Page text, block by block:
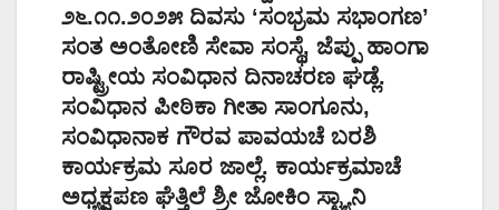
೨೬.೧೧.೨೦೨೫ ದಿವಸು ‘ಸಂಭ್ರಮ ಸಭಾಂಗಣ’
ಸಂತ ಅಂತೋಣಿ ಸೇವಾ ಸಂಸ್ಥೆ, ಜೆಪ್ಪು ಹಾಂಗಾ
ರಾಷ್ಟ್ರೀಯ ಸಂವಿಧಾನ ದಿನಾಚರಣ ಘಡ್ಲೆ.
ಸಂವಿಧಾನ ಪೀಠಿಕಾ ಗೀತಾ ಸಾಂಗೂನು,
ಸಂವಿಧಾನಾಕ ಗೌರವ ಪಾವಯಚೆ ಬರಶಿ
ಕಾರ್ಯಕ್ರಮ ಸೂರ ಜಾಲ್ಲೆ. ಕಾರ್ಯಕ್ರಮಾಚೆ
ಅಧ್ಯಕ್ಷಪಣ ಘೆತ್ತಿಲೆ ಶ್ರೀ ಜೋಕಿಂ ಸ್ಟ್ಯಾನಿ